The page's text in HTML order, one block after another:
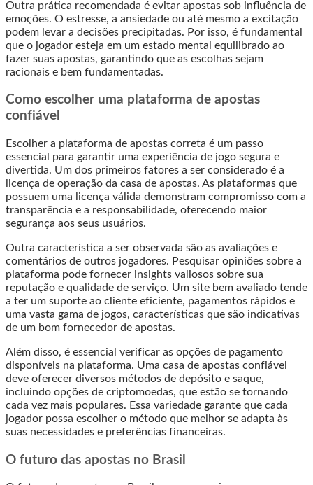
Outra prática recomendada é evitar apostas sob influência de
emoções. O estresse, a ansiedade ou até mesmo a excitação
podem levar a decisões precipitadas. Por isso, é fundamental
que o jogador esteja em um estado mental equilibrado ao
fazer suas apostas, garantindo que as escolhas sejam
racionais e bem fundamentadas.
Como escolher uma plataforma de apostas
confiável
Escolher a plataforma de apostas correta é um passo
essencial para garantir uma experiência de jogo segura e
divertida. Um dos primeiros fatores a ser considerado é a
licença de operação da casa de apostas. As plataformas que
possuem uma licença válida demonstram compromisso com a
transparência e a responsabilidade, oferecendo maior
segurança aos seus usuários.
Outra característica a ser observada são as avaliações e
comentários de outros jogadores. Pesquisar opiniões sobre a
plataforma pode fornecer insights valiosos sobre sua
reputação e qualidade de serviço. Um site bem avaliado tende
a ter um suporte ao cliente eficiente, pagamentos rápidos e
uma vasta gama de jogos, características que são indicativas
de um bom fornecedor de apostas.
Além disso, é essencial verificar as opções de pagamento
disponíveis na plataforma. Uma casa de apostas confiável
deve oferecer diversos métodos de depósito e saque,
incluindo opções de criptomoedas, que estão se tornando
cada vez mais populares. Essa variedade garante que cada
jogador possa escolher o método que melhor se adapta às
suas necessidades e preferências financeiras.
O futuro das apostas no Brasil